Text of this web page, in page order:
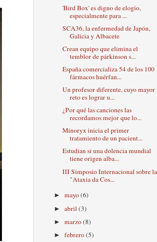
'Bird Box' es digno de elogio,
especialmente para ...
SCA36, la enfermedad de Japón,
Galicia y Albacete
Crean equipo que elimina el
temblor de párkinson s...
España comercializa 54 de los 100
fármacos huérfan...
Un profesor diferente, cuyo mayor
reto es lograr u...
¿Por qué las canciones las
recordamos mejor que lo...
Minoryx inicia el primer
tratamiento de un pacient...
Estudian si una dolencia mundial
tiene origen alba...
III Simposio Internacional sobre la
"Ataxia da Cos...
►mayo(6)
►abril(3)
►marzo(8)
►febrero(5)